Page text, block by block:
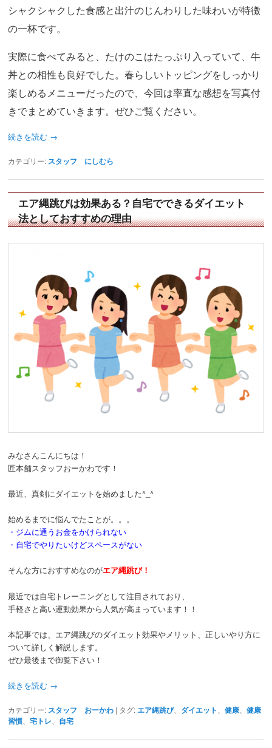
シャクシャクした食感と出汁のじんわりした味わいが特徴
の一杯です。
実際に食べてみると、たけのこはたっぷり入っていて、牛
丼との相性も良好でした。春らしいトッピングをしっかり
楽しめるメニューだったので、今回は率直な感想を写真付
きでまとめていきます。ぜひご覧ください。
続きを読む →
カテゴリー: スタッフ にしむら
エア縄跳びは効果ある？自宅でできるダイエット
法としておすすめの理由
みなさんこんにちは！
匠本舗スタッフおーかわです！
最近、真剣にダイエットを始めました^_^
始めるまでに悩んでたことが。。。
・ジムに通うお金をかけられない
・自宅でやりたいけどスペースがない
そんな方におすすめなのがエア縄跳び！
最近では自宅トレーニングとして注目されており、
手軽さと高い運動効果から人気が高まっています！！
本記事では、エア縄跳びのダイエット効果やメリット、正しいやり方に
ついて詳しく解説します。
ぜひ最後まで御覧下さい！
続きを読む →
カテゴリー: スタッフ おーかわ | タグ: エア縄跳び、 ダイエット 、健康 、健康
習慣 、宅トレ 自宅